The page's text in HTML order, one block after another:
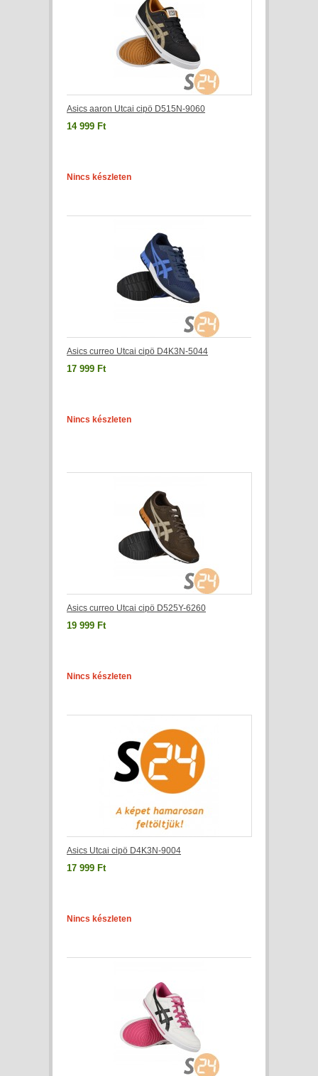
Asics aaron Utcai cipö D515N-9060
14 999 Ft
Nincs készleten
Asics curreo Utcai cipö D4K3N-5044
17 999 Ft
Nincs készleten
Asics curreo Utcai cipö D525Y-6260
19 999 Ft
Nincs készleten
Asics Utcai cipö D4K3N-9004
17 999 Ft
Nincs készleten